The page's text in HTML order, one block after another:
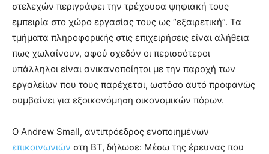
στελεχών περιγράφει την τρέχουσα ψηφιακή τους
εμπειρία στο χώρο εργασίας τους ως “εξαιρετική”. Τα
τμήματα πληροφορικής στις επιχειρήσεις είναι αλήθεια
πως χωλαίνουν, αφού σχεδόν οι περισσότεροι
υπάλληλοι είναι ανικανοποίητοι με την παροχή των
εργαλείων που τους παρέχεται, ωστόσο αυτό προφανώς
συμβαίνει για εξοικονόμηση οικονομικών πόρων.
Ο Andrew Small, αντιπρόεδρος ενοποιημένων
επικοινωνιών στη BT, δήλωσε: Μέσω της έρευνας που